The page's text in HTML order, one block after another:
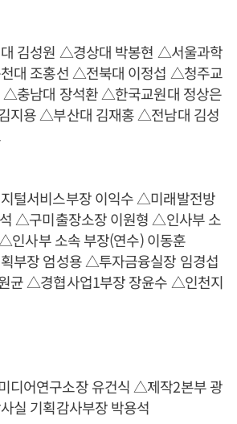
김성원 △경상대 박봉현 △서울과학
대 조홍선 △전북대 이정섭 △청주교
△충남대 장석환 △한국교원대 정상은
지용 △부산대 김재홍 △전남대 김성
털서비스부장 이익수 △미래발전방
△구미출장소장 이원형 △인사부 소
인사부 소속 부장(연수) 이동훈
부장 엄성용 △투자금융실장 임경섭
균 △경협사업1부장 장윤수 △인천지
디어연구소장 유건식 △제작2본부 광
실 기획감사부장 박용석